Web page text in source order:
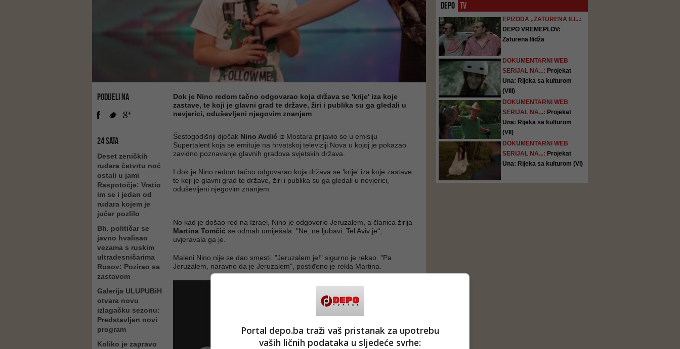
PODIJELI NA
24 SATA
Deset zeničkih
rudara četvrtu noć
ostali u jami
Raspotočje: Vratio
im se i jedan od
rudara kojem je
jučer pozlilo
Bh. političar se
javno hvalisao
vezama s ruskim
ultradesničarima
Rusov: Pozirao sa
zastavom
Galerija ULUPUBiH
otvara novu
izlagačku sezonu:
Predstavljen novi
program
Koliko je zapravo
Dok je Nino redom tačno odgovarao koja država se 'krije' iza koje
zastave, te koji je glavni grad te države, žiri i publika su ga gledali u
nevjerici, oduševljeni njegovim znanjem
Šestogodišnji dječak Nino Avdić iz Mostara prijavio se u emisiju
Supertalent koja se emituje na hrvatskoj televiziji Nova u kojoj je pokazao
zavidno poznavanje glavnih gradova svjetskih država.
I dok je Nino redom tačno odgovarao koja država se 'krije' iza koje zastave,
te koji je glavni grad te države, žiri i publika su ga gledali u nevjerici,
oduševljeni njegovim znanjem.
No kad je došao red na Izrael, Nino je odgovorio Jeruzalem, a članica žirija
Martina Tomčić se odmah umiješala. "Ne, ne ljubavi. Tel Aviv je",
uvjeravala ga je.
Maleni Nino nije se dao smesti. "Jeruzalem je!" sigurno je rekao. "Pa
Jeruzalem, naravno da je Jeruzalem", postiđeno je rekla Martina.
DEPO TV
EPIZODA „ZATURENA ILI...:
DEPO VREMEPLOV:
Zaturena Ilidža
DOKUMENTARNI WEB
SERIJAL NA...: Projekat
Una: Rijeka sa kulturom
(VIII)
DOKUMENTARNI WEB
SERIJAL NA...: Projekat
Una: Rijeka sa kulturom
(VII)
DOKUMENTARNI WEB
SERIJAL NA...: Projekat
Una: Rijeka sa kulturom (VI)
Portal depo.ba traži vaš pristanak za upotrebu
vaših ličnih podataka u sljedeće svrhe: